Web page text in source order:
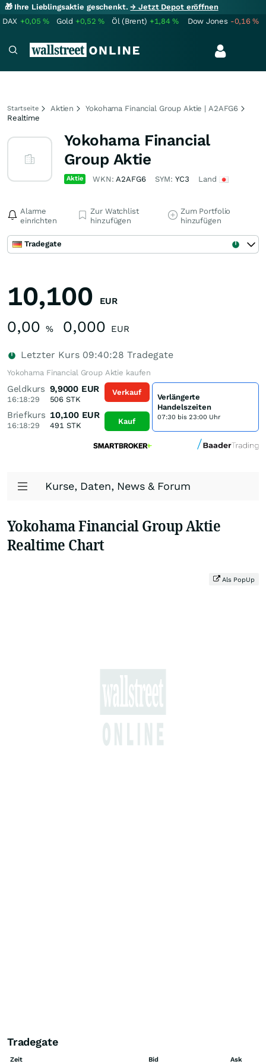
🎁 Ihre Lieblingsaktie geschenkt.→ Jetzt Depot eröffnen
DAX +0,05% Gold +0,52% Öl (Brent) +1,84% Dow Jones -0,16%
Startseite Aktien
Yokohama Financial Group Aktie | A2AFG6
Realtime
Yokohama Financial
Group Aktie
Aktie WKN:A2AFG6 SYM: YC3 Land
Alarme
einrichten
Zur Watchlist
hinzufügen
Zum Portfolio
hinzufügen
Tradegate
10,100 EUR
0,00 % 0,000 EUR
Letzter Kurs 09:40:28 Tradegate
Yokohama Financial Group Aktie kaufen
Geldkurs
16:18:29
9,9000 EUR
506 STK
Briefkurs
16:18:29
10,100 EUR
491 STK
Verkauf
Kauf
Verlängerte
Handelszeiten
07:30 bis 23:00 Uhr
Kurse, Daten, News & Forum
Yokohama Financial Group Aktie
Realtime Chart
Als PopUp
Tradegate
Zeit Bid Ask